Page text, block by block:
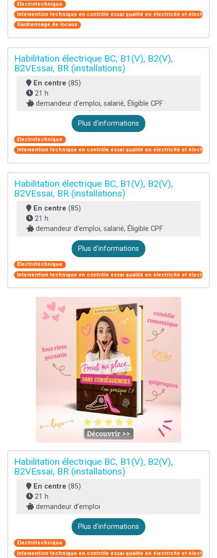
Electrotechnique
Intervention technique en contrôle essai qualité en électricité et
Gardiennage de locaux
Habilitation électrique BC, B1(V), B2(V),
B2VEssai, BR (installations)
En centre (85)
21 h
demandeur d’emploi, salarié, Éligible CPF
Plus d'informations
Electrotechnique
Intervention technique en contrôle essai qualité en électricité et
Habilitation électrique BC, B1(V), B2(V),
B2VEssai, BR (installations)
En centre (85)
21 h
demandeur d’emploi, salarié, Éligible CPF
Plus d'informations
Electrotechnique
Intervention technique en contrôle essai qualité en électricité et
Habilitation électrique BC, B1(V), B2(V),
B2VEssai, BR (installations)
En centre (85)
21 h
demandeur d’emploi
Plus d'informations
Electrotechnique
Intervention technique en contrôle essai qualité en électricité et